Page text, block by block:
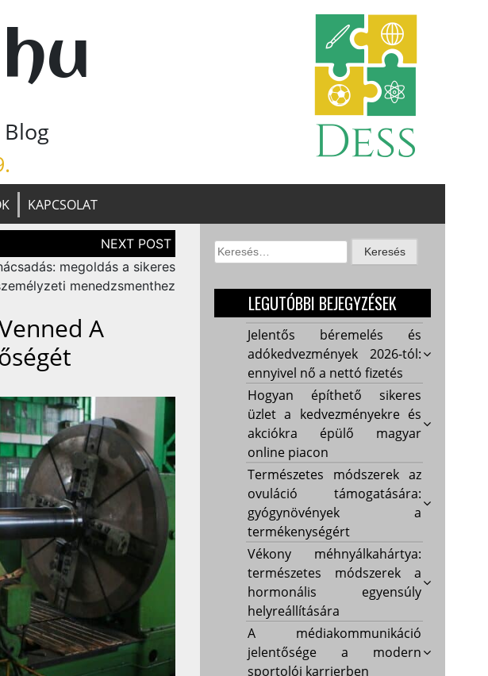
KAPCSOLAT
megoldás a sikeres
menedzsmenthez
A
Keresés:
LEGUTÓBBI BEJEGYZÉSEK
Jelentős béremelés és
adókedvezmények 2026-tól:
ennyivel nő a nettó fizetés
Hogyan építhető sikeres
üzlet a kedvezményekre és
akciókra épülő magyar
online piacon
Természetes módszerek az
ovuláció támogatására:
gyógynövények a
termékenységért
Vékony méhnyálkahártya:
természetes módszerek a
hormonális egyensúly
helyreállítására
A médiakommunikáció
jelentősége a modern
sportolói karrierben